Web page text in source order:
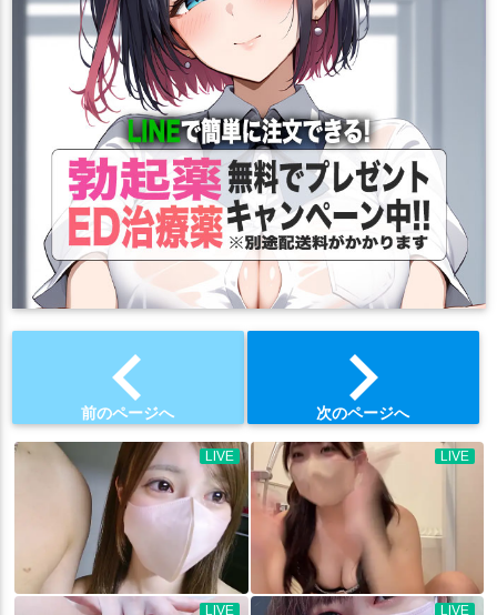
chevron_left
前のページへ chevron_right
次のページへ